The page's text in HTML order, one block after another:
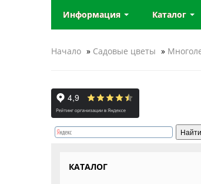
Информация Каталог
Начало » Садовые цветы »
КАТАЛОГ